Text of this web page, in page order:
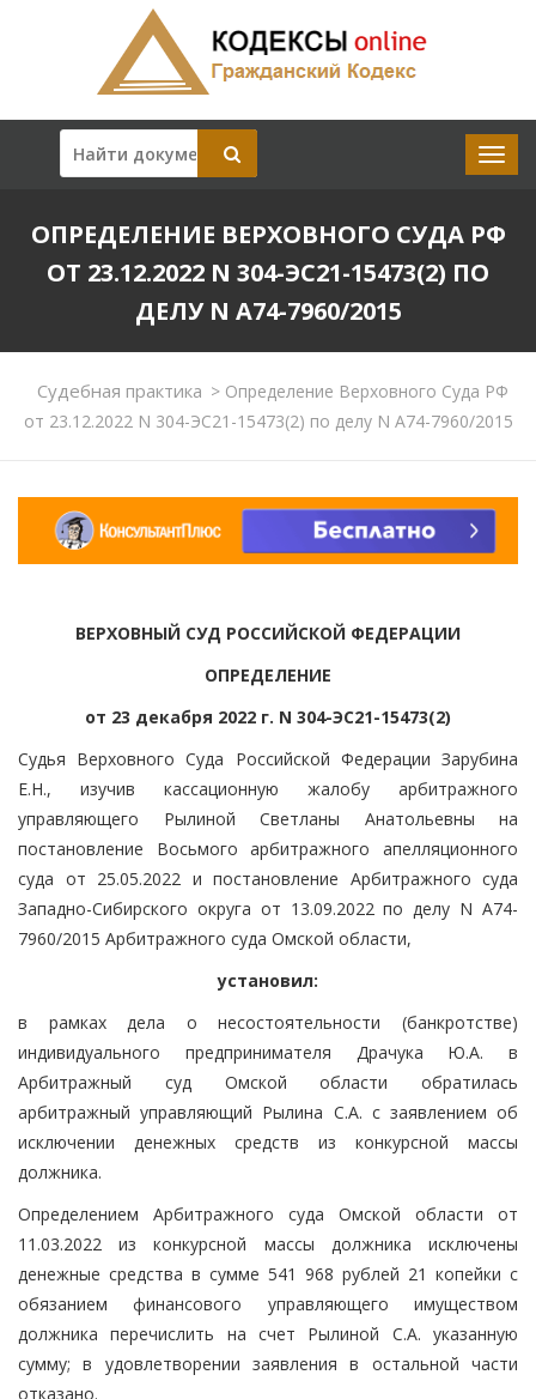
ОПРЕДЕЛЕНИЕ ВЕРХОВНОГО СУДА РФ
ОТ 23.12.2022 N 304-ЭС21-15473(2) ПО
ДЕЛУ N А74-7960/2015
Судебная практика >Определение Верховного Суда РФ
от 23.12.2022 N 304-ЭС21-15473(2) по делу N А74-7960/2015
ВЕРХОВНЫЙ СУД РОССИЙСКОЙ ФЕДЕРАЦИИ
ОПРЕДЕЛЕНИЕ
от 23 декабря 2022 г. N 304-ЭС21-15473(2)
Судья Верховного Суда Российской Федерации Зарубина
Е.Н., изучив кассационную жалобу арбитражного
управляющего Рылиной Светланы Анатольевны на
постановление Восьмого арбитражного апелляционного
суда от 25.05.2022 и постановление Арбитражного суда
Западно-Сибирского округа от 13.09.2022 по делу N А74-
7960/2015 Арбитражного суда Омской области,
установил:
в рамках дела о несостоятельности (банкротстве)
индивидуального предпринимателя Драчука Ю.А. в
Арбитражный суд Омской области обратилась
арбитражный управляющий Рылина С.А. с заявлением об
исключении денежных средств из конкурсной массы
должника.
Определением Арбитражного суда Омской области от
11.03.2022 из конкурсной массы должника исключены
денежные средства в сумме 541 968 рублей 21 копейки с
обязанием финансового управляющего имуществом
должника перечислить на счет Рылиной С.А. указанную
сумму; в удовлетворении заявления в остальной части
отказано.